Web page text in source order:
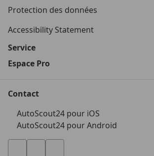
Protection des données
Accessibility Statement
Service
Espace Pro
Contact
AutoScout24 pour iOS
AutoScout24 pour Android